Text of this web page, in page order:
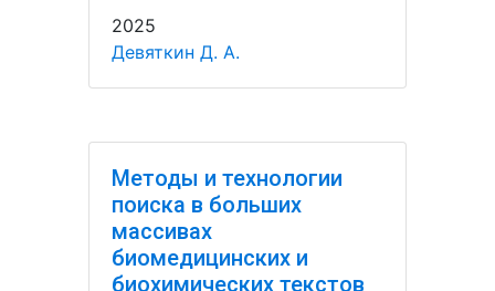
2025
Девяткин Д. А.
Методы и технологии
поиска в больших
массивах
биомедицинских и
биохимических текстов